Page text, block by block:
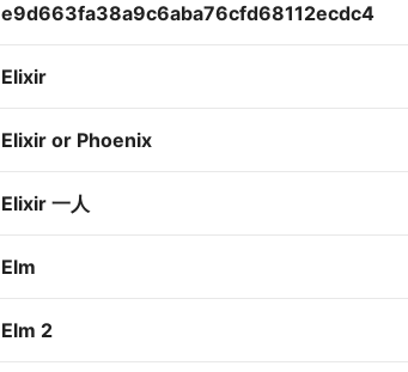
e9d663fa38a9c6aba76cfd68112ecdc4
Elixir
Elixir or Phoenix
Elixir 一人
Elm
Elm 2